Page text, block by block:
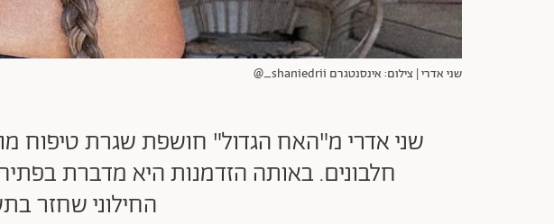
שני אדרי | צילום: אינסנטגרם shaniedrii_@
חלבונים. באותה הזדמנות היא מדברת
החילוני שחזר